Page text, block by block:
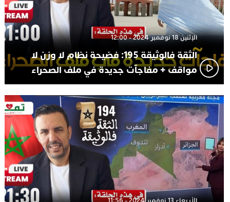
الإثنين 18 نوفمبر 2024 - 12:00
الثقة فالوثيقة 195: فضيحة نظام لا وزن لا
مواقف + مفاجآت جديدة في ملف الصحراء